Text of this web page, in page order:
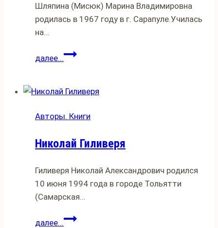
Шляпина (Мисюк) Марина Владимировна
родилась в 1967 году в г. Сарапуле.Училась
на…
далее...Марина
Авторы. Книги
Николай Гиливеря
Гиливеря Николай Александрович родился
10 июня 1994 года в городе Тольятти
(Самарская…
далее...Николай